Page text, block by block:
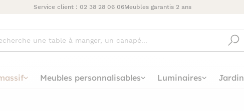
Service client : 02 38 28 06 06Meubles garantis 2 ans
Meubles personnalisables Luminaires Jardin